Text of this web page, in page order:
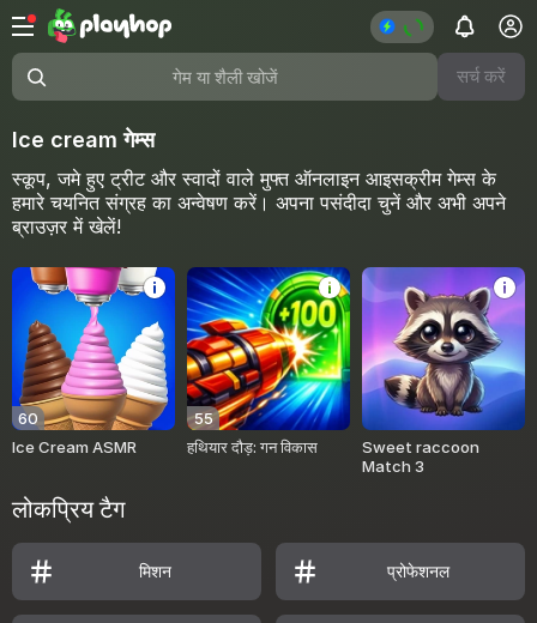
गेम या शैली खोजें सर्च करें
Ice cream गेम्स
स्कूप, जमे हुए ट्रीट और स्वादों वाले मुफ्त ऑनलाइन आइसक्रीम गेम्स के
हमारे चयनित संग्रह का अन्वेषण करें। अपना पसंदीदा चुनें और अभी अपने
ब्राउज़र में खेलें!
60
Ice Cream ASMR
55
हथियार दौड़: गन विकास
Sweet raccoon
Match 3
लोकप्रिय टैग
मिशन प्रोफेशनल